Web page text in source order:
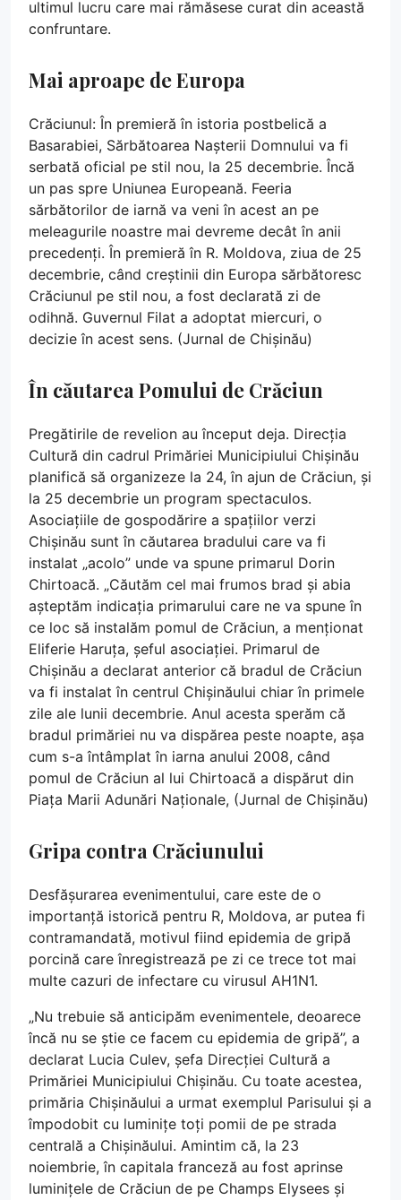
ultimul lucru care mai rămăsese curat din această
confruntare.
Mai aproape de Europa
Crăciunul: În premieră în istoria postbelică a
Basarabiei, Sărbătoarea Nașterii Domnului va fi
serbată oficial pe stil nou, la 25 decembrie. Încă
un pas spre Uniunea Europeană. Feeria
sărbătorilor de iarnă va veni în acest an pe
meleagurile noastre mai devreme decât în anii
precedenți. În premieră în R. Moldova, ziua de 25
decembrie, când creștinii din Europa sărbătoresc
Crăciunul pe stil nou, a fost declarată zi de
odihnă. Guvernul Filat a adoptat miercuri, o
decizie în acest sens. (Jurnal de Chișinău)
În căutarea Pomului de Crăciun
Pregătirile de revelion au început deja. Direcția
Cultură din cadrul Primăriei Municipiului Chișinău
planifică să organizeze la 24, în ajun de Crăciun, și
la 25 decembrie un program spectaculos.
Asociațiile de gospodărire a spațiilor verzi
Chișinău sunt în căutarea bradului care va fi
instalat „acolo” unde va spune primarul Dorin
Chirtoacă. „Căutăm cel mai frumos brad și abia
așteptăm indicația primarului care ne va spune în
ce loc să instalăm pomul de Crăciun, a menționat
Eliferie Haruța, șeful asociației. Primarul de
Chișinău a declarat anterior că bradul de Crăciun
va fi instalat în centrul Chișinăului chiar în primele
zile ale lunii decembrie. Anul acesta sperăm că
bradul primăriei nu va dispărea peste noapte, așa
cum s-a întâmplat în iarna anului 2008, când
pomul de Crăciun al lui Chirtoacă a dispărut din
Piața Marii Adunări Naționale, (Jurnal de Chișinău)
Gripa contra Crăciunului
Desfășurarea evenimentului, care este de o
importanță istorică pentru R, Moldova, ar putea fi
contramandată, motivul fiind epidemia de gripă
porcină care înregistrează pe zi ce trece tot mai
multe cazuri de infectare cu virusul AH1N1.
„Nu trebuie să anticipăm evenimentele, deoarece
încă nu se știe ce facem cu epidemia de gripă”, a
declarat Lucia Culev, șefa Direcției Cultură a
Primăriei Municipiului Chișinău. Cu toate acestea,
primăria Chișinăului a urmat exemplul Parisului și a
împodobit cu luminițe toți pomii de pe strada
centrală a Chișinăului. Amintim că, la 23
noiembrie, în capitala franceză au fost aprinse
luminițele de Crăciun de pe Champs Elysees și